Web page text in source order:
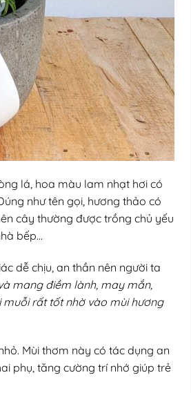
lá, hoa màu lam nhạt hơi có
như tên gọi, hương thảo có
cây thường được trồng chủ yếu
bếp…
dễ chịu, an thần nên người ta
mang điềm lành, may mắn,
rất tốt nhờ vào mùi hương
Mùi thơm này có tác dụng an
phụ, tăng cường trí nhớ giúp trẻ